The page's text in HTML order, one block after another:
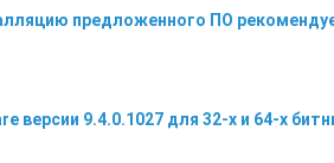
предложенного ПО
версии 9.4.0.1027 для 32-х и 64-х